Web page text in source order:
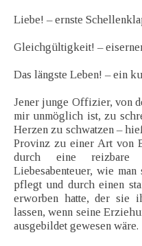
Liebe! – ernste
Gleichgültigkeit! –
Das längste Leben! – ein
Jener junge Offizier, von
mir unmöglich ist, zu
Herzen zu schwatzen –
Provinz zu einer Art von
durch eine reizbare
Liebesabenteuer, wie
pflegt und durch einen
erworben hatte, der sie
lassen, wenn seine
ausgebildet gewesen wäre.